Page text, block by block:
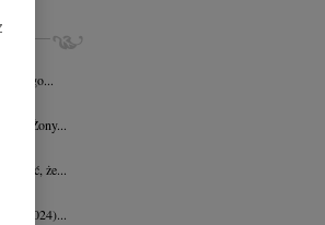
Żony...
że...
2024)...